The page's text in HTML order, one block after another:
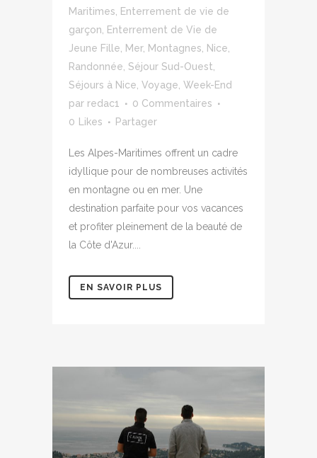
Maritimes
Enterrement de vie de
garçon
Enterrement de Vie de
Jeune Fille
Mer, Montagnes Nice
Randonnée Séjour Sud-Ouest
Séjours à Nice Voyage Week-End
par redac1
0 Commentaires
0
Likes Partager
Les Alpes-Maritimes offrent un cadre
idyllique pour de nombreuses activités
en montagne ou en mer. Une
destination parfaite pour vos vacances
et profiter pleinement de la beauté de
la Côte d'Azur....
EN SAVOIR PLUS